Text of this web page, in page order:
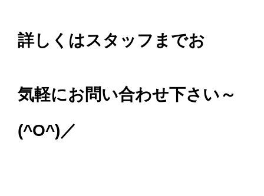
詳しくはスタッフまでお
気軽にお問い合わせ下さい～
(^O^)／